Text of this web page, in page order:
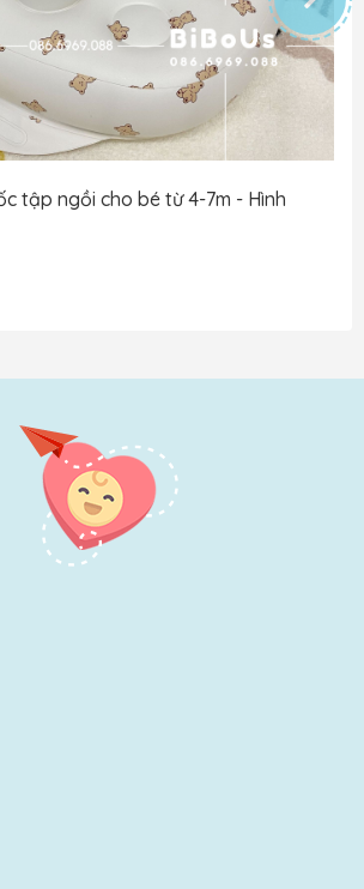
tập ngồi cho bé từ 4-7m - Hình